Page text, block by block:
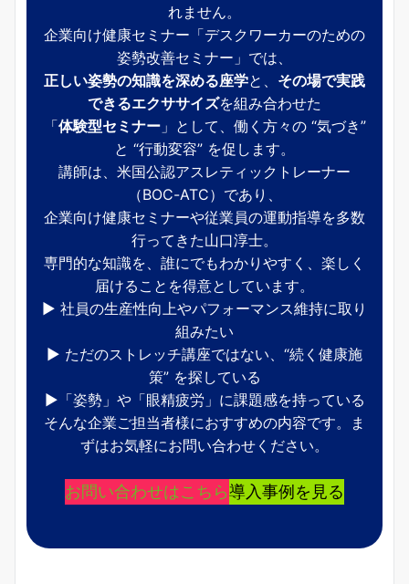
れません。
企業向け健康セミナー「デスクワーカーのための
姿勢改善セミナー」では、
正しい姿勢の知識を深める座学と、 その場で実践
できるエクササイズを組み合わせた
「体験型セミナー」として、働く方々の “気づき”
と “行動変容” を促します。
講師は、米国公認アスレティックトレーナー
（BOC-ATC）であり、
企業向け健康セミナーや従業員の運動指導を多数
行ってきた山口淳士。
専門的な知識を、誰にでもわかりやすく、楽しく
届けることを得意としています。
▶ 社員の生産性向上やパフォーマンス維持に取り
組みたい
▶ ただのストレッチ講座ではない、“続く健康施
策” を探している
▶「姿勢」や「眼精疲労」に課題感を持っている
そんな企業ご担当者様におすすめの内容です。ま
ずはお気軽にお問い合わせください。
お問い合わせはこちら導入事例を見る